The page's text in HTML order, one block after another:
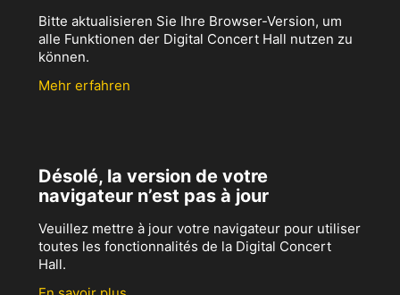
Bitte aktualisieren Sie Ihre Browser-Version, um
alle Funktionen der Digital Concert Hall nutzen zu
können.
Mehr erfahren
Désolé, la version de votre
navigateur n’est pas à jour
Veuillez mettre à jour votre navigateur pour utiliser
toutes les fonctionnalités de la Digital Concert
Hall.